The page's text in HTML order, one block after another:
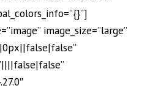
image_size=”large”